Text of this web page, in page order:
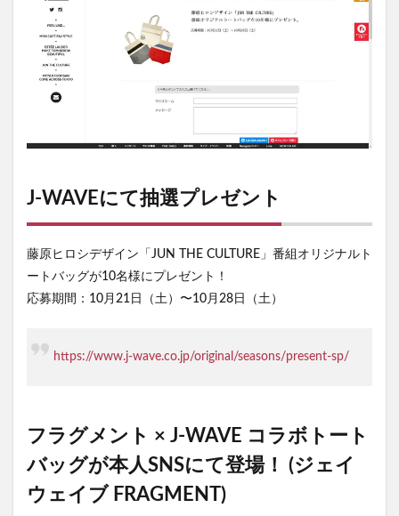
J-WAVEにて抽選プレゼント
藤原ヒロシデザイン「JUN THE CULTURE」番組オリジナルト
ートバッグが10名様にプレゼント！
応募期間：10月21日（土）〜10月28日（土）
https://www.j-wave.co.jp/original/seasons/present-sp/
フラグメント × J-WAVE コラボトート
バッグが本人SNSにて登場！ (ジェイ
ウェイブ FRAGMENT)